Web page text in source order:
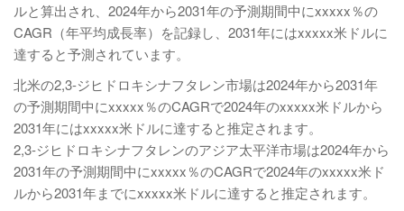
ルと算出され、2024年から2031年の予測期間中にxxxxx％の
CAGR（年平均成長率）を記録し、2031年にはxxxxx米ドルに
達すると予測されています。
北米の2,3-ジヒドロキシナフタレン市場は2024年から2031年
の予測期間中にxxxxx％のCAGRで2024年のxxxxx米ドルから
2031年にはxxxxx米ドルに達すると推定されます。
2,3-ジヒドロキシナフタレンのアジア太平洋市場は2024年から
2031年の予測期間中にxxxxx％のCAGRで2024年のxxxxx米ド
ルから2031年までにxxxxx米ドルに達すると推定されます。